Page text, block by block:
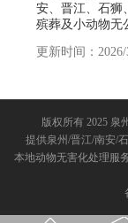
安、晋江、石狮
殡葬及小动物无
更新时间：2026/
版权所有 2025 泉
提供泉州/晋江/南安/
本地动物无害化处理服